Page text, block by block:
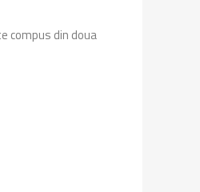
compus din doua